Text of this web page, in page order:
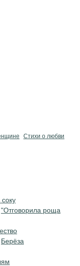
Стихи о любви
"Отговорила роща
Берёза